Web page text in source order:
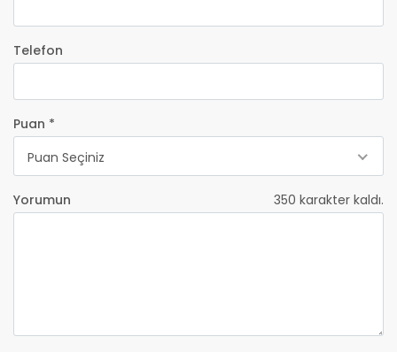
Telefon
Puan *
Puan Seçiniz
Yorumun 350 karakter kaldı.